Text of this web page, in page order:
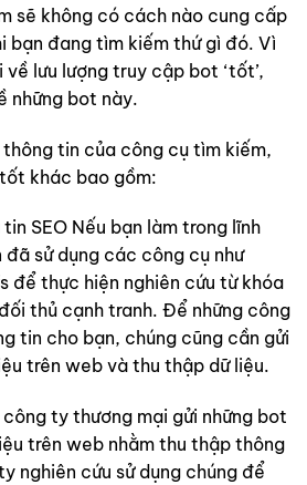
sẽ không có cách nào cung cấp
bạn đang tìm kiếm thứ gì đó. Vì
lưu lượng truy cập bot ‘tốt’,
những bot này.
tin của công cụ tìm kiếm,
khác bao gồm:
SEO Nếu bạn làm trong lĩnh
sử dụng các công cụ như
để thực hiện nghiên cứu từ khóa
thủ cạnh tranh. Để những công
tin cho bạn, chúng cũng cần gửi
trên web và thu thập dữ liệu.
ty thương mại gửi những bot
trên web nhằm thu thập thông
nghiên cứu sử dụng chúng để